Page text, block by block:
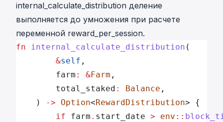
internal_calculate_distribution деление
выполняется до умножения при расчете
переменной reward_per_session.
fn internal_calculate_distribution (
        &
self ,
        farm
: &Farm ,
        total_staked
: Balance ,
    )
-> Option<RewardDistribution> {
        if
farm . start_date > env ::